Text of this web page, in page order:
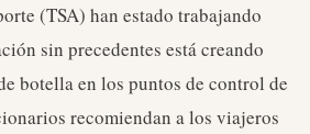
(TSA) han estado trabajando
sin precedentes está creando
botella en los puntos de control de
recomiendan a los viajeros